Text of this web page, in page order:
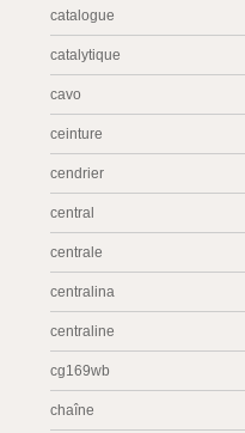
catalogue
catalytique
cavo
ceinture
cendrier
central
centrale
centralina
centraline
cg169wb
chaîne